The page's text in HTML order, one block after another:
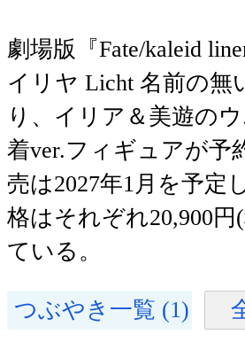
劇場版『Fate/kaleid
イリヤ Licht 名前の無
り、イリア＆美遊の
着ver.フィギュアが予
売は2027年1月を予定
格はそれぞれ20,900円
ている。
つぶやき一覧 (1)